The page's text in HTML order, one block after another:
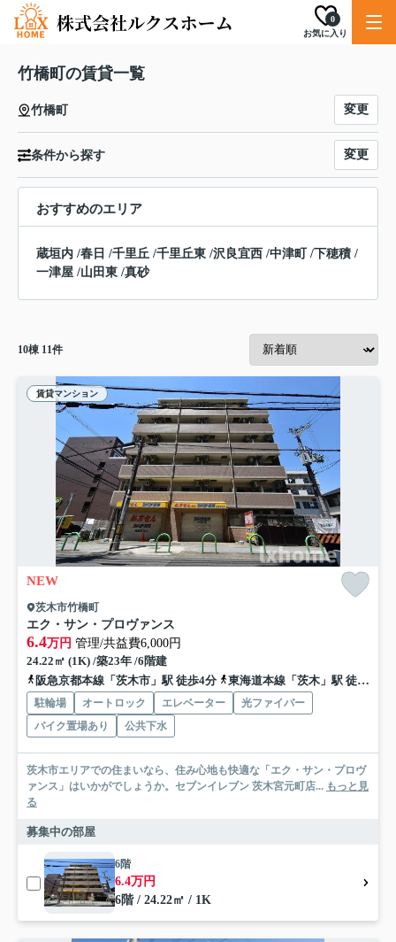
お気に入り
0
竹橋町の賃貸一覧
竹橋町 変更
条件から探す 変更
おすすめのエリア
蔵垣内 /春日 /千里丘 /千里丘東 /沢良宜西 /中津町 /下穂積 /
一津屋 /山田東 /真砂
10棟 11件
賃貸マンション
NEW
茨木市竹橋町
エク・サン・プロヴァンス
6.4万円 管理/共益費6,000円
24.22㎡ (1K) /築23年 /6階建
阪急京都本線「茨木市」駅 徒歩4分
東海道本線「茨木」駅 徒歩20分
駐輪場 オートロック エレベーター
光ファイバー
バイク置場あり
公共下水
茨木市エリアでの住まいなら、住み心地も快適な「エク・サン・プロヴ
ァンス」はいかがでしょうか。セブンイレブン 茨木宮元町店... もっと見
る
募集中の部屋
6階
6.4万円
6階 / 24.22㎡ / 1K